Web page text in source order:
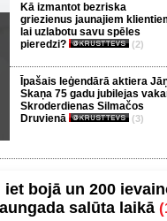
Kā izmantot bezriska
griezienus jaunajiem
lai uzlabotu savu spēles
pieredzi?
(2)
Īpašais leģendārā aktiera
Skaņa 75 gadu jubilejas
Skroderdienas Silmačos
Druvienā
(3)
iet bojā un 200
salūta laikā